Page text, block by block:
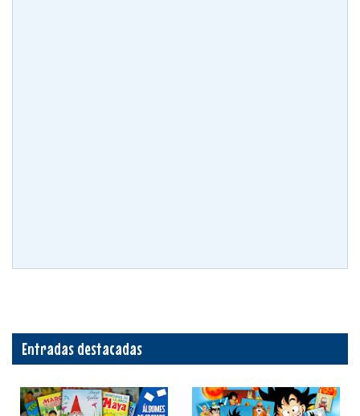
Entradas destacadas